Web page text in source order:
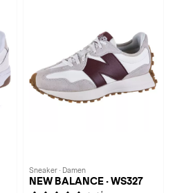
Sneaker · Damen
NEW BALANCE · WS327